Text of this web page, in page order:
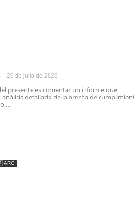
26 de julio de 2026
presente es comentar un informe que
análisis detallado de la brecha de
...
ARG